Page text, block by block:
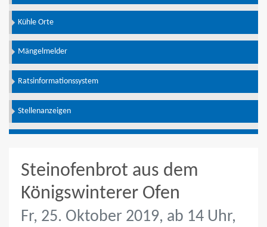
Kühle Orte
Mängelmelder
Ratsinformationssystem
Stellenanzeigen
Steinofenbrot aus dem
Königswinterer Ofen
Fr, 25. Oktober 2019, ab 14 Uhr,